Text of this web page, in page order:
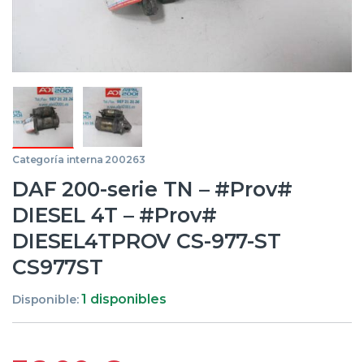
Categoría interna 200263
DAF 200-serie TN – #Prov#
DIESEL 4T – #Prov#
DIESEL4TPROV CS-977-ST
CS977ST
Disponible:1 disponibles